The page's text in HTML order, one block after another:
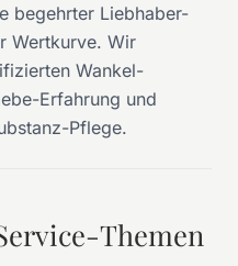
begehrter Liebhaber-
Wertkurve. Wir
Wankel-
Erfahrung und
Pflege.
Themen